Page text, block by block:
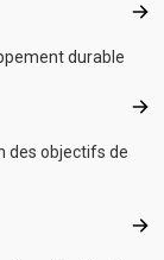
Agir
durable
des objectifs de